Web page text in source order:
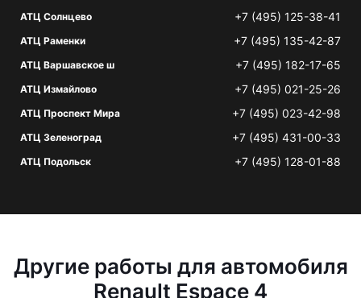
АТЦ Солнцево +7 (495) 125-38-41
АТЦ Раменки +7 (495) 135-42-87
АТЦ Варшавское ш +7 (495) 182-17-65
АТЦ Измайлово +7 (495) 021-25-26
АТЦ Проспект Мира +7 (495) 023-42-98
АТЦ Зеленоград +7 (495) 431-00-33
АТЦ Подольск +7 (495) 128-01-88
Другие работы для автомобиля
Renault Espace 4